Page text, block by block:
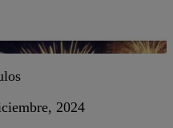
2024